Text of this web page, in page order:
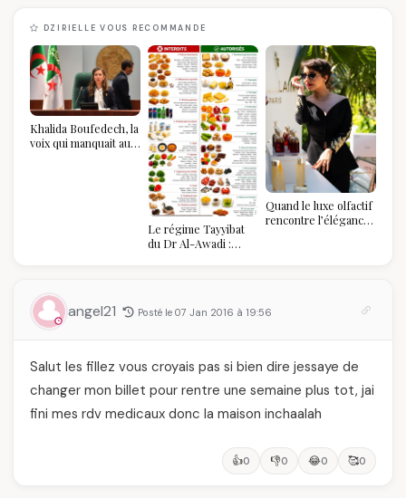
DZIRIELLE VOUS RECOMMANDE
Khalida Boufedech, la
voix qui manquait au
Le régime Tayyibat
du Dr Al-Awadi :
vraiment savoir
Quand le luxe olfactif
rencontre l’élégance
angel21 Posté le 07 Jan 2016 à 19:56
Salut les fillez vous croyais pas si bien dire jessaye de
changer mon billet pour rentre une semaine plus tot, jai
fini mes rdv medicaux donc la maison inchaalah
👍0 👎0 😂0 🥰0